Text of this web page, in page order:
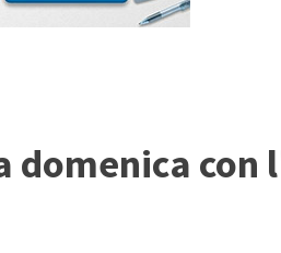
domenica con